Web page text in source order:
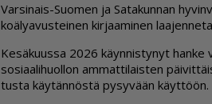
Var­si­nais-Suo­men ja Sa­ta­kun­nan
ko­ä­ly­a­vus­tei­nen kir­jaa­mi­nen
Ke­sä­kuus­sa 2026 käyn­nis­ty­nyt
so­si­aa­li­huol­lon am­mat­ti­lais­ten
tus­ta käy­tän­nös­tä py­sy­vään käyt­töön.